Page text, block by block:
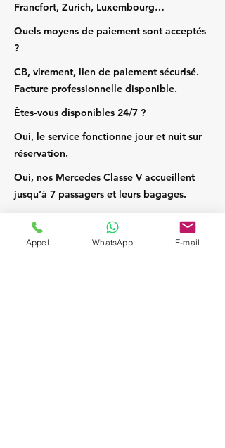
Francfort, Zurich, Luxembourg…
Quels moyens de paiement sont acceptés
?
CB, virement, lien de paiement sécurisé.
Facture professionnelle disponible.
Êtes‑vous disponibles 24/7 ?
Oui, le service fonctionne jour et nuit sur
réservation.
Oui, nos Mercedes Classe V accueillent
jusqu’à 7 passagers et leurs bagages.
Appel WhatsApp E-mail